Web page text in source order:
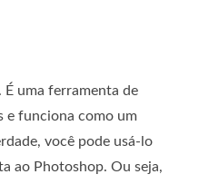
uma ferramenta de
e funciona como um
você pode usá-lo
ao Photoshop. Ou seja,